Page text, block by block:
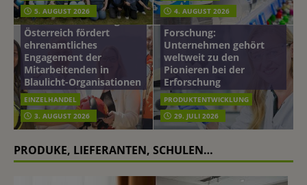
5. AUGUST 2026
4. AUGUST 2026
mehr vom leben tag: dm
Österreich fördert
ehrenamtliches
Engagement der
Mitarbeitenden in
Blaulicht-Organisationen
EINZELHANDEL
3. AUGUST 2026
Beiersdorf
Hautmikrobiom-
Forschung:
Unternehmen gehört
weltweit zu den
Pionieren bei der
Erforschung
PRODUKTENTWICKLUNG
29. JULI 2026
PRODUKE, LIEFERANTEN, SCHULEN…